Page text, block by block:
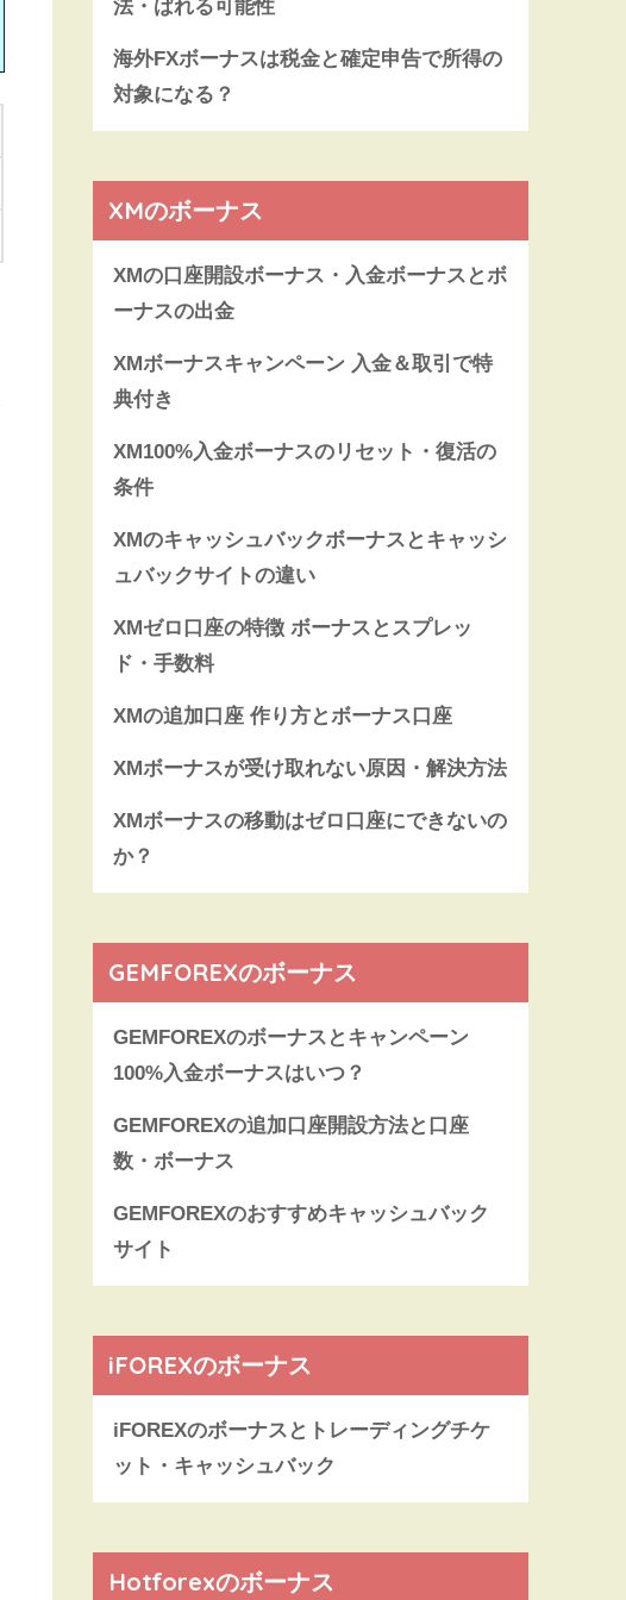
法・ばれる可能性
海外FXボーナスは税金と確定申告で所得の
対象になる？
XMのボーナス
XMの口座開設ボーナス・入金ボーナスとボ
ーナスの出金
XMボーナスキャンペーン 入金＆取引で特
典付き
XM100%入金ボーナスのリセット・復活の
条件
XMのキャッシュバックボーナスとキャッシ
ュバックサイトの違い
XMゼロ口座の特徴 ボーナスとスプレッ
ド・手数料
XMの追加口座 作り方とボーナス口座
XMボーナスが受け取れない原因・解決方法
XMボーナスの移動はゼロ口座にできないの
か？
GEMFOREXのボーナス
GEMFOREXのボーナスとキャンペーン
100%入金ボーナスはいつ？
GEMFOREXの追加口座開設方法と口座
数・ボーナス
GEMFOREXのおすすめキャッシュバック
サイト
iFOREXのボーナス
iFOREXのボーナスとトレーディングチケ
ット・キャッシュバック
Hotforexのボーナス